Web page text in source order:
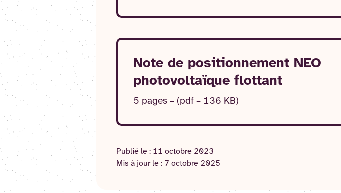
Note de positionnement NEO
photovoltaïque flottant
5 pages – (pdf – 136 KB)
Publié le : 11 octobre 2023
Mis à jour le : 7 octobre 2025